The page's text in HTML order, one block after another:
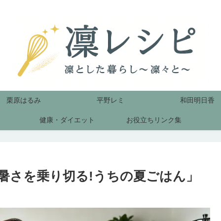
栗原はるみ 平野レミ 和田明日香
健康・ダイエット お役立ちリンク集
さを乗り切る!うちの夏ごはん」